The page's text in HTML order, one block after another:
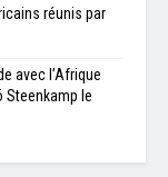
réunis par
avec l’Afrique
Steenkamp le